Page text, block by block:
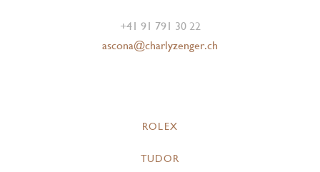
+41 91 791 30 22
ascona@charlyzenger.ch
ROLEX
TUDOR